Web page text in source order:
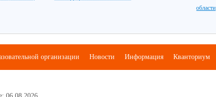
области
организации Новости Информация Кванториум